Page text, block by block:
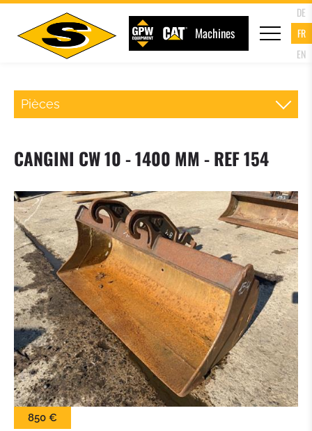
Machines
DE
FR
EN
Pièces
GODET DU CHARGEUR
GODET 4 EN 1
GODET A HAUT DEVERSEMENT
BALAI
LAME À NEIGE
PINCES À BALLES
CANGINI CW 10 - 1400 MM - REF 154
850 €